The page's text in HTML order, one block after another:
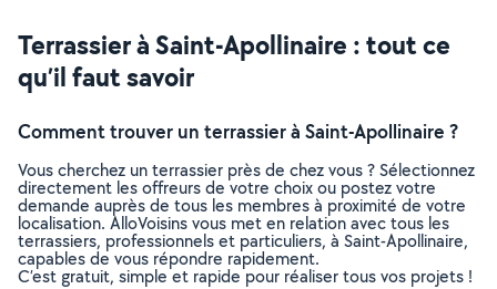
Terrassier à Saint-Apollinaire : tout ce
qu’il faut savoir
Comment trouver un terrassier à Saint-Apollinaire ?
Vous cherchez un terrassier près de chez vous ? Sélectionnez
directement les offreurs de votre choix ou postez votre
demande auprès de tous les membres à proximité de votre
localisation. AlloVoisins vous met en relation avec tous les
terrassiers, professionnels et particuliers, à Saint-Apollinaire,
capables de vous répondre rapidement.
C’est gratuit, simple et rapide pour réaliser tous vos projets !